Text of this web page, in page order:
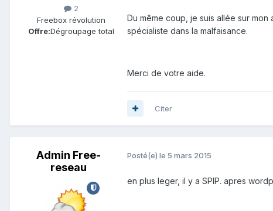
2
Freebox révolution
Offre:Dégroupage total
Du même coup, je suis allée sur
spécialiste dans la malfaisance.
Merci de votre aide.
Citer
Admin Free-
reseau
Posté(e) le 5 mars 2015
en plus leger, il y a SPIP. apres